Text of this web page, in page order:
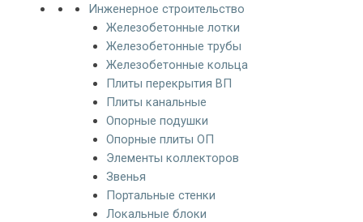
Инженерное строительство
Железобетонные лотки
Железобетонные трубы
Железобетонные кольца
Плиты перекрытия ВП
Плиты канальные
Опорные подушки
Опорные плиты ОП
Элементы коллекторов
Звенья
Портальные стенки
Локальные блоки